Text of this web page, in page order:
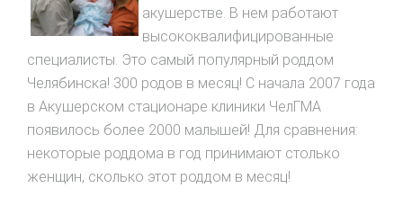
акушерстве. В нем работают
высококвалифицированные
специалисты. Это самый популярный роддом
Челябинска! 300 родов в месяц! С начала 2007 года
в Акушерском стационаре клиники ЧелГМА
появилось более 2000 малышей! Для сравнения:
некоторые роддома в год принимают столько
женщин, сколько этот роддом в месяц!